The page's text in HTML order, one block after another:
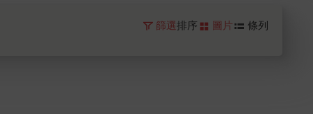
篩選排序 圖片 條列